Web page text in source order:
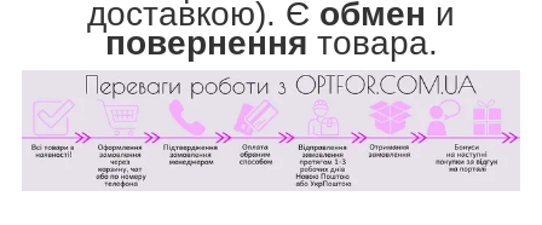
доставкою). Є обмен и
повернення товара.